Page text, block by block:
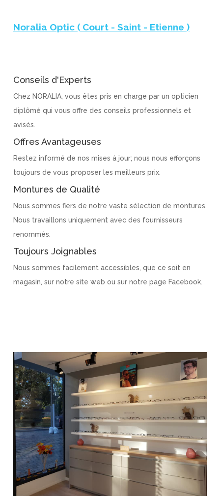
Noralia Optic ( Court - Saint - Etienne )
Conseils d'Experts
Chez NORALIA, vous êtes pris en charge par un opticien
diplômé qui vous offre des conseils professionnels et
avisés.
Offres Avantageuses
Restez informé de nos mises à jour; nous nous efforçons
toujours de vous proposer les meilleurs prix.
Montures de Qualité
Nous sommes fiers de notre vaste sélection de montures.
Nous travaillons uniquement avec des fournisseurs
renommés.
Toujours Joignables
Nous sommes facilement accessibles, que ce soit en
magasin, sur notre site web ou sur notre page Facebook.